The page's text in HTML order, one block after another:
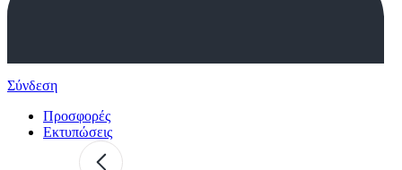
Σύνδεση
Προσφορές
Εκτυπώσεις